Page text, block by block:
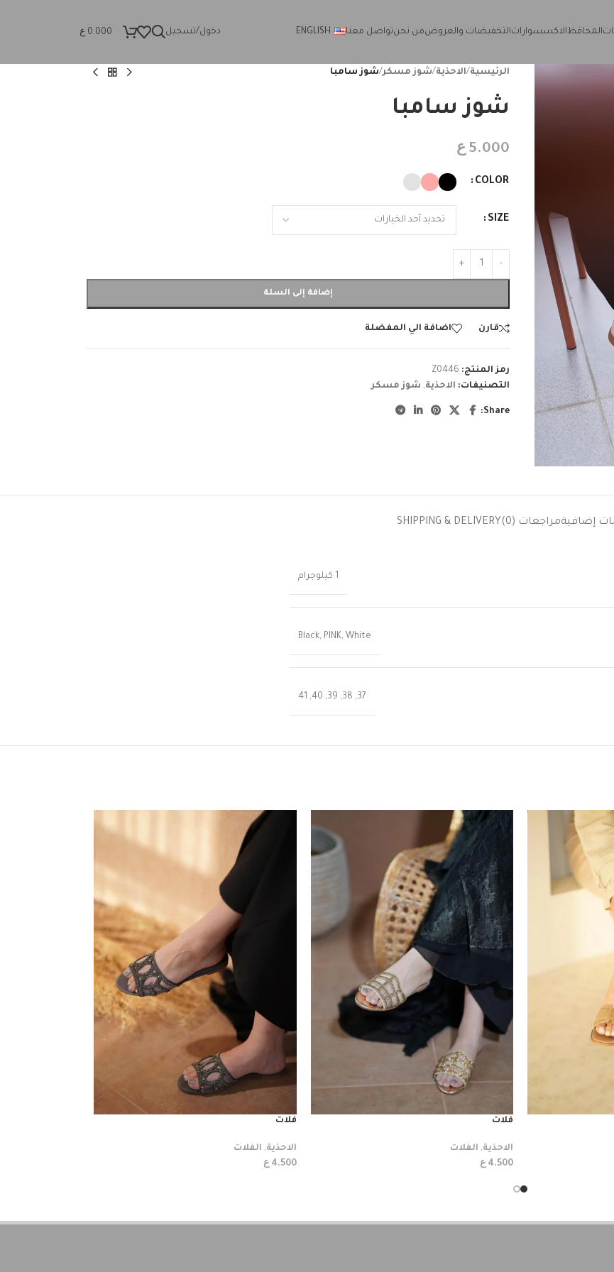
المحافظالاكسسواراتالتخفيضات والعروضمن نحنتواصل معنا ENGLISH دخول/تسجيل 0.000 ع
الرئيسية/الاحذية/شوز مسكر/شوز سامبا
شوز سامبا
5.000 ع
COLOR
SIZE
إضافة إلى السلة
قارن اضافة الي المفضلة
رمز المنتج: Z0446
التصنيفات: الاحذية, شوز مسكر
Share:
إضافيةمراجعات (0) SHIPPING & DELIVERY
1 كيلوجرام
Black, PINK, White
37
,
38
,
39
,
40
,
41
فلات
الاحذية, الفلات
4.500 ع
فلات
الاحذية, الفلات
4.500 ع